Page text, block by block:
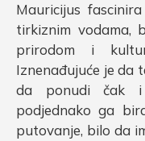
Mauricijus
tirkiznim vodama,
prirodom i
Iznenađujuće je da
da ponudi čak i
podjednako ga
putovanje, bilo da